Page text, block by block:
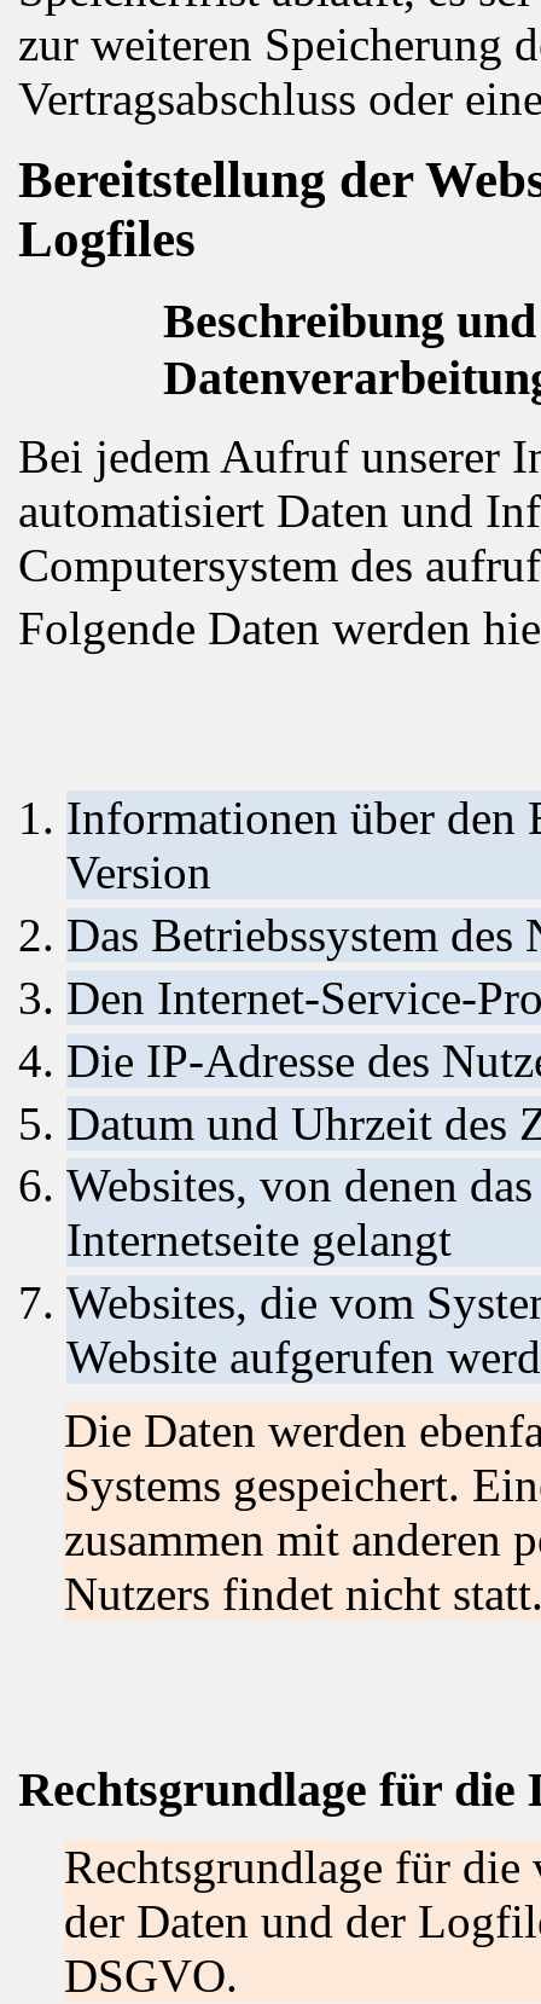
zur weiteren Speicherung
Vertragsabschluss oder
Bereitstellung der
Logfiles
Beschreibung
Bei jedem Aufruf unserer
automatisiert Daten und
Computersystem des
Folgende Daten werden
Informationen über den
Version
Das Betriebssystem des
Den Internet-Service-
Die IP-Adresse des
Datum und Uhrzeit des
Websites, von denen
Internetseite gelangt
Websites, die vom
Website aufgerufen
Die Daten werden
Systems gespeichert.
zusammen mit anderen
Nutzers findet nicht
Rechtsgrundlage für die
Rechtsgrundlage für die
der Daten und der
DSGVO.